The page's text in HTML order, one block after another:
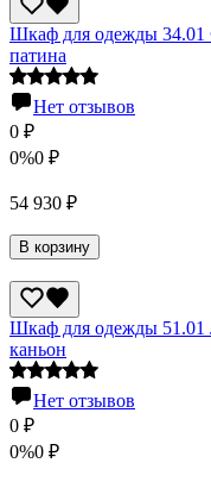
Шкаф для одежды 34.01
патина
Нет отзывов
0 ₽
0%0 ₽
54 930 ₽
В корзину
Шкаф для одежды 51.01
каньон
Нет отзывов
0 ₽
0%0 ₽